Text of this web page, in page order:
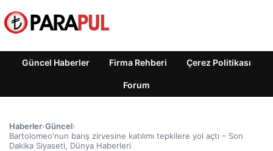
Güncel Haberler Firma Rehberi Çerez Politikası
Forum
Haberler›Güncel›
Bartolomeo'nun barış zirvesine katılımı tepkilere yol açtı – Son
Dakika Siyaseti, Dünya Haberleri